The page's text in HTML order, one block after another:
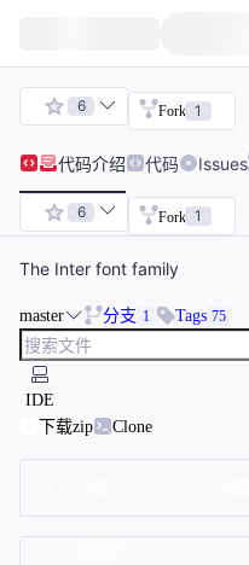
6 Fork 1
代码介绍 代码 Issues
6 Fork 1
The Inter font family
master 分支 1 Tags 75
IDE
下载zip
Clone